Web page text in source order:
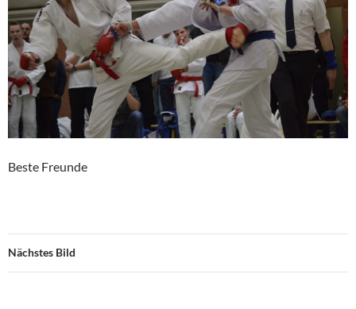
Beste Freunde
Nächstes Bild